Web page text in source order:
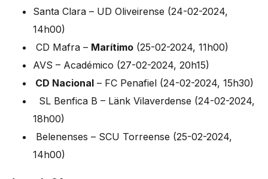
Santa Clara – UD Oliveirense (24-02-2024,
14h00)
CD Mafra – Marítimo (25-02-2024, 11h00)
AVS – Académico (27-02-2024, 20h15)
CD Nacional – FC Penafiel (24-02-2024, 15h30)
SL Benfica B – Länk Vilaverdense (24-02-2024,
18h00)
Belenenses – SCU Torreense (25-02-2024,
14h00)